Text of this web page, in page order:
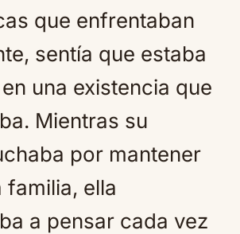
que enfrentaban
sentía que estaba
una existencia que
Mientras su
por mantener
familia, ella
a pensar cada vez